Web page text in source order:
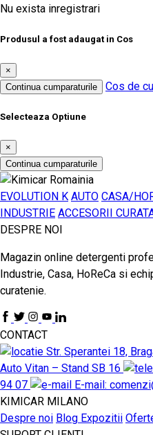
Nu exista inregistrari
Produsul a fost adaugat in Cos
×
Continua cumparaturile
Cos de
Selecteaza Optiune
×
Continua cumparaturile
EVOLUTION K AUTO CASA/
INDUSTRIE ACCESORII
DESPRE NOI
Magazin online detergenti
Industrie, Casa, HoReCa si
curatenie.
CONTACT
Str. Sperantei 18,
Auto Vitan – Stand SB 16
94 07
E-mail:
KIMICAR MILANO
Despre noi Blog Expozitii